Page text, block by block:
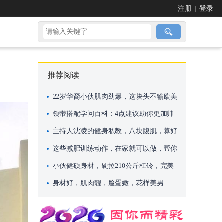
注册 登录
推荐阅读
22岁华裔小伙肌肉劲爆，这块头不输欧美
巨无霸
领带搭配学问百科：4点建议助你更加帅
气
主持人沈凌的健身私教，八块腹肌，算好
吗？
这些减肥训练动作，在家就可以做，帮你
快速减肥
小伙健硕身材，硬拉210公斤杠铃，完美
身材却依然单身！
身材好，肌肉靓，脸蛋嫩，花样美男